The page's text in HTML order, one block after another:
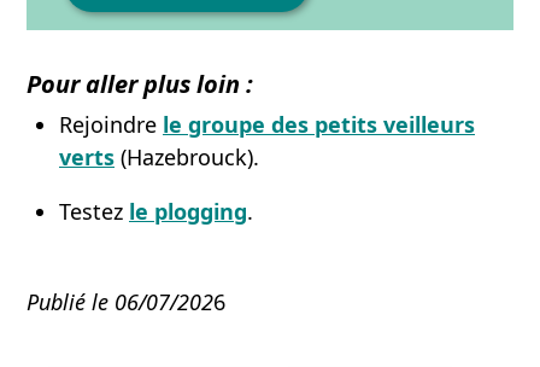
Pour aller plus loin :
Rejoindre le groupe des petits veilleurs
verts (Hazebrouck).
Testez le plogging.
Publié le 06/07/2026